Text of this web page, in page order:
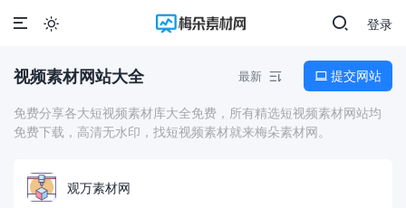
登录

视频素材网站大全 最新   提交网站
免费分享各大短视频素材库大全免费，所有精选短视频素材网站均
免费下载，高清无水印，找短视频素材就来梅朵素材网。
观万素材网